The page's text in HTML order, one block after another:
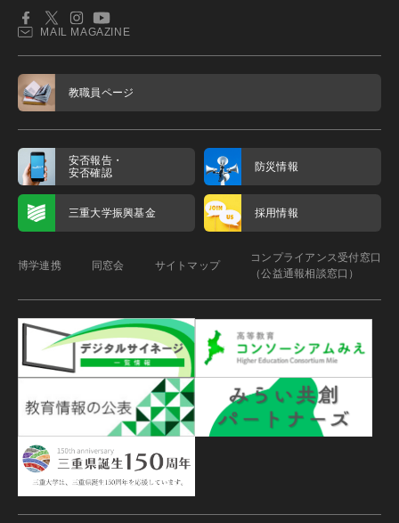
MAIL MAGAZINE
教職員ページ
安否報告・
安否確認
防災情報
三重大学振興基金 採用情報
博学連携 同窓会 サイトマップ
コンプライアンス受付窓口
（公益通報相談窓口）